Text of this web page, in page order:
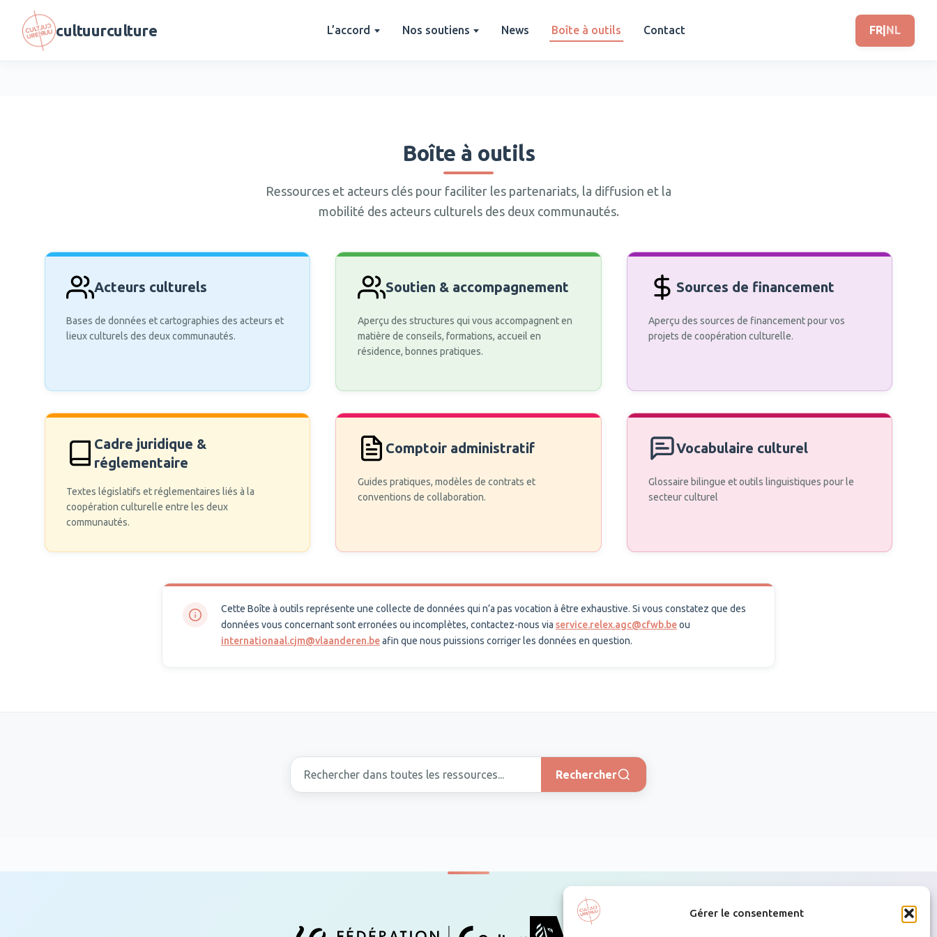
Gérer le consentement
Aller au contenu principal
cultuurculture L’accord Nos soutiens News Boîte à outils Contact FR NL
Boîte à outils
Ressources et acteurs clés pour faciliter les partenariats, la diffusion et la
mobilité des acteurs culturels des deux communautés.
Acteurs culturels
Bases de données et cartographies des acteurs et
lieux culturels des deux communautés.
Soutien & accompagnement
Aperçu des structures qui vous accompagnent en
matière de conseils, formations, accueil en
résidence, bonnes pratiques.
Sources de financement
Aperçu des sources de financement pour vos
projets de coopération culturelle.
Cadre juridique &
réglementaire
Textes législatifs et réglementaires liés à la
coopération culturelle entre les deux
communautés.
Comptoir administratif
Guides pratiques, modèles de contrats et
conventions de collaboration.
Vocabulaire culturel
Glossaire bilingue et outils linguistiques pour le
secteur culturel
Cette Boîte à outils représente une collecte de données qui n’a pas vocation à être exhaustive. Si vous constatez que des
données vous concernant sont erronées ou incomplètes, contactez-nous viaservice.relex.agc@cfwb.beou
internationaal.cjm@vlaanderen.beafin que nous puissions corriger les données en question.
Rechercher dans toutes les ressources
Rechercher